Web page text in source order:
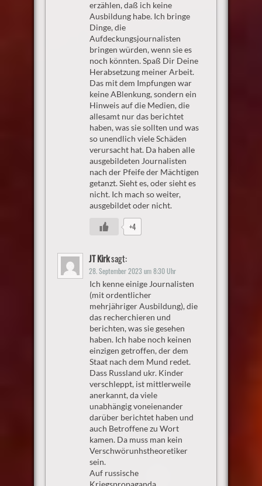
erzählen, daß ich keine
Ausbildung habe. Ich bringe
Dinge, die
Aufdeckungsjournalisten
bringen würden, wenn sie es
noch könnten. Spaß Dir Deine
Herabsetzung meiner Arbeit.
Das mit dem Impfungen war
keine ABlenkung, sondern ein
Hinweis auf die Medien, die
allesamt nur das berichtet
haben, was sie sollten und was
so unendlich viele Schäden
verursacht hat. Da haben alle
ausgebildeten Journalisten
nach der Pfeife der Mächtigen
getanzt. Sieht es, oder sieht es
nicht. Ich mach so weiter,
ausgebildet oder nicht.
+4
JT Kirksagt:
28. September 2023 um 8:30 Uhr
Ich kenne einige Journalisten
(mit ordentlicher
mehrjähriger Ausbildung), die
das recherchieren und
berichten, was sie gesehen
haben. Ich habe noch keinen
einzigen getroffen, der dem
Staat nach dem Mund redet.
Dass Russland ukr. Kinder
verschleppt, ist mittlerweile
anerkannt, da viele
unabhängig voneienander
darüber berichtet haben und
auch Betroffene zu Wort
kamen. Da muss man kein
Verschwörunhstheoretiker
sein.
Auf russische
Kriegspropaganda